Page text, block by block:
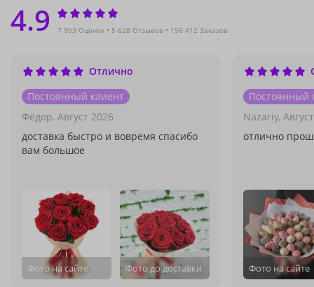
4.9 7 903 Оценок 5 628 Отзывов 156 412 Заказов
Отлично
Постоянный клиент
Фëдор, Август 2026
доставка быстро и вовремя спасибо
вам большое
Фото на сайте Фото до доставки
Постоянный
Nazariy,
отлично
Фото на сайте